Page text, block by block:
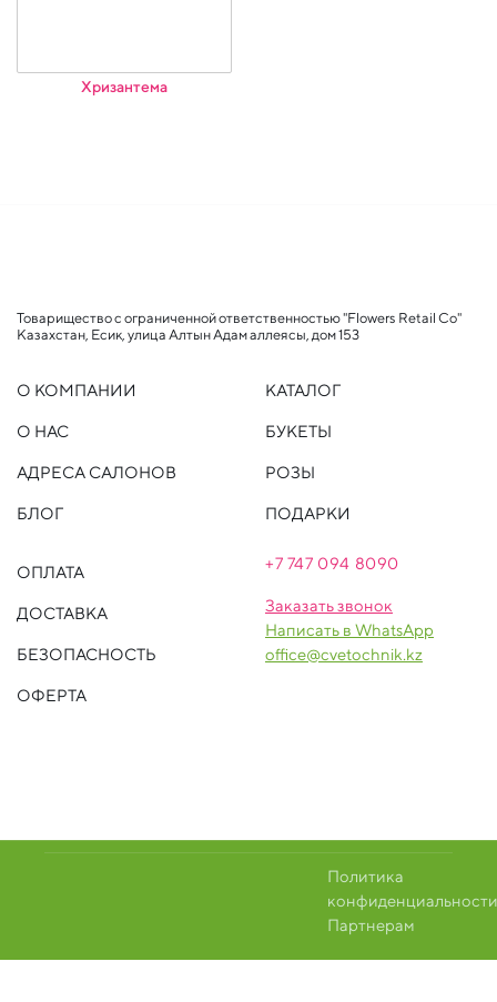
Хризантема
Товарищество с ограниченной ответственностью "Flowers Retail Co"
Казахстан, Есик, улица Алтын Адам аллеясы, дом 153
О КОМПАНИИ
О НАС
АДРЕСА САЛОНОВ
БЛОГ
КАТАЛОГ
БУКЕТЫ
РОЗЫ
ПОДАРКИ
ОПЛАТА
ДОСТАВКА
БЕЗОПАСНОСТЬ
ОФЕРТА
+7 747 094 8090
Заказать звонок
Написать в WhatsApp
office@cvetochnik.kz
Политика
Партнерам